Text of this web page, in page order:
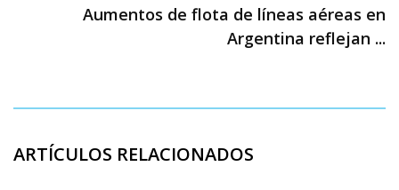
Aumentos de flota de líneas aéreas en
Argentina reflejan ...
ARTÍCULOS RELACIONADOS